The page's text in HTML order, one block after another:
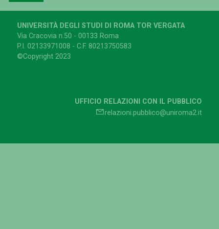
UNIVERSITÀ DEGLI STUDI DI ROMA TOR VERGATA
Via Cracovia n.50 - 00133 Roma
P.I. 02133971008 - C.F. 80213750583
©Copyright 2023
UFFICIO RELAZIONI CON IL PUBBLICO
relazioni.pubblico@uniroma2.it